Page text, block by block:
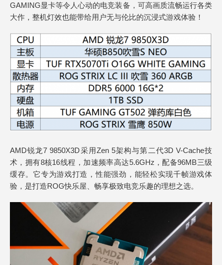
GAMING显卡等令人心动的电竞装备，可高画质流畅运行各类
大作，整机灯效也能带给用户无与伦比的沉浸式游戏体验！
AMD锐龙7 9850X3D采用Zen 5架构与第二代3D V-Cache技
术，拥有8核16线程，加速频率高达5.6GHz，配备96MB三级
缓存。它专为游戏打造，性能强劲，能轻松实现千帧游戏体
验，是打造ROG快乐屋、畅享极致电竞乐趣的理想之选。